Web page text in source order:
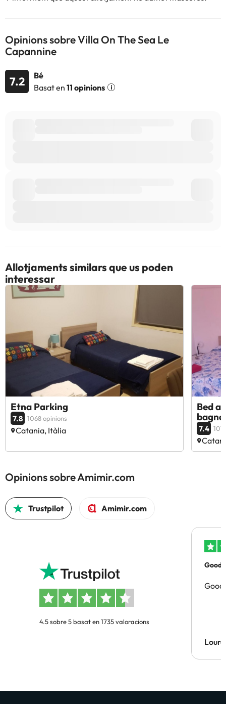
Opinions sobre Villa On The Sea Le
Capannine
7.2
Bé
Basat en 11 opinions
Allotjaments similars que us poden
interessar
Etna Parking
7.8 1068 opinions
Catania, Itàlia
Bed
7.4
Opinions sobre Amimir.com
Trustpilot Amimir.com
4.5 sobre 5 basat en 1735 valoracions
Good
Good